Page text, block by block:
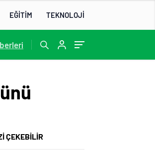
EĞİTİM TEKNOLOJİ
ÇEKEBİLİR